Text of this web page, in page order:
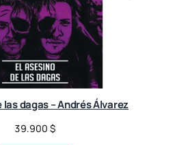
las dagas – Andrés Álvarez
39.900 $